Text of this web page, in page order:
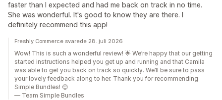
faster than I expected and had me back on track in no time.
She was wonderful. It's good to know they are there. I
definitely recommend this app!
Freshly Commerce svarede 28. juli 2026
Wow! This is such a wonderful review! 🌟 We’re happy that our getting
started instructions helped you get up and running and that Camila
was able to get you back on track so quickly. We’ll be sure to pass
your lovely feedback along to her. Thank you for recommending
Simple Bundles! 😊
— Team Simple Bundles